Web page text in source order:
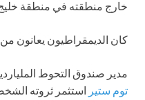
خارج منطقته في منطقة
كان الديمقراطيون يعانون
مدير صندوق التحوط
توم ستير استثمر ثروته